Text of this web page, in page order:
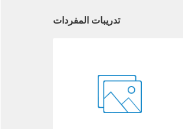
تدريبات المفردات